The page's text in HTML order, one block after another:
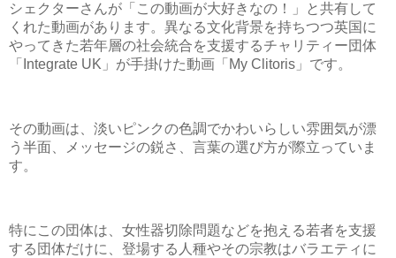
シェクターさんが「この動画が大好きなの！」と共有して
くれた動画があります。異なる文化背景を持ちつつ英国に
やってきた若年層の社会統合を支援するチャリティー団体
「Integrate UK」が手掛けた動画「My Clitoris」です。
その動画は、淡いピンクの色調でかわいらしい雰囲気が漂
う半面、メッセージの鋭さ、言葉の選び方が際立っていま
す。
特にこの団体は、女性器切除問題などを抱える若者を支援
する団体だけに、登場する人種やその宗教はバラエティに